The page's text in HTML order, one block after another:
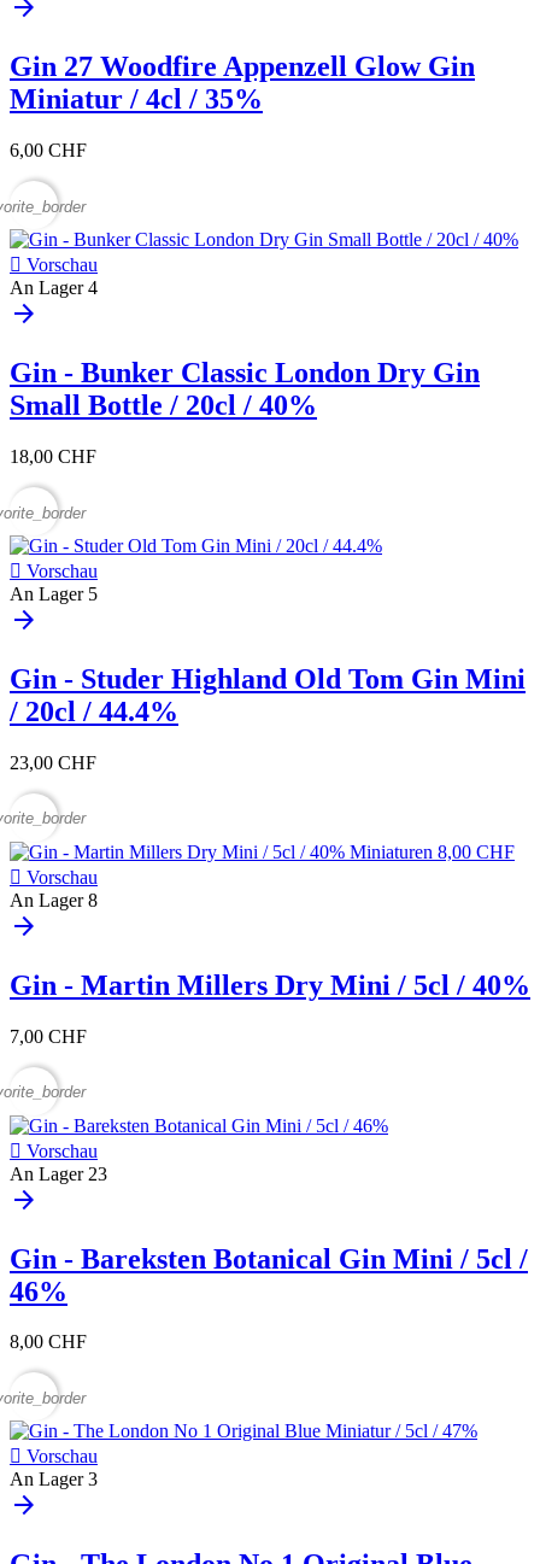
arrow_forward
Gin 27 Woodfire Appenzell Glow Gin
Miniatur / 4cl / 35%
6,00 CHF
 Vorschau
An Lager 4
arrow_forward
Gin - Bunker Classic London Dry Gin
Small Bottle / 20cl / 40%
18,00 CHF
 Vorschau
An Lager 5
arrow_forward
Gin - Studer Highland Old Tom Gin Mini
/ 20cl / 44.4%
23,00 CHF
 Vorschau
An Lager 8
arrow_forward
Gin - Martin Millers Dry Mini / 5cl / 40%
7,00 CHF
 Vorschau
An Lager 23
arrow_forward
Gin - Bareksten Botanical Gin Mini / 5cl /
46%
8,00 CHF
 Vorschau
An Lager 3
arrow_forward